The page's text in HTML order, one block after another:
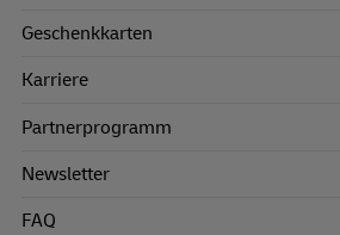
Geschenkkarten
Karriere
Partnerprogramm
Newsletter
FAQ